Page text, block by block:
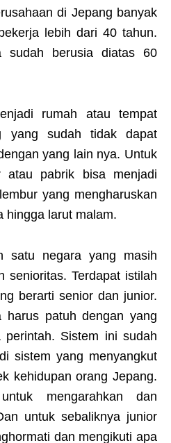
di Jepang banyak
lebih dari 40 tahun.
sudah berusia diatas 60
rumah atau tempat
yang sudah tidak dapat
yang lain nya. Untuk
atau pabrik bisa menjadi
yang mengharuskan
hingga larut malam.
satu negara yang masih
senioritas. Terdapat istilah
berarti senior dan junior.
harus patuh dengan yang
Sistem ini sudah
sistem yang menyangkut
kehidupan orang Jepang.
mengarahkan dan
untuk sebaliknya junior
dan mengikuti apa